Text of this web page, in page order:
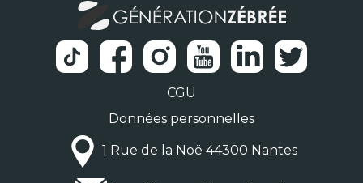
CGU
Données personnelles
1 Rue de la Noë 44300 Nantes